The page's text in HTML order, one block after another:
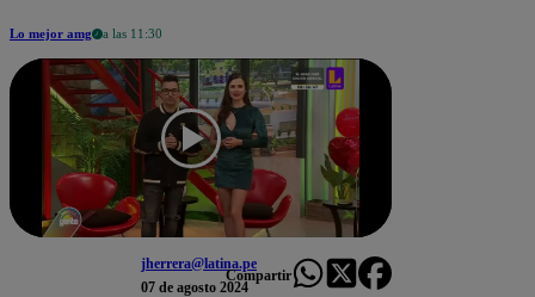
Lo mejor amg a las 11:30
jherrera@latina.pe
07 de agosto 2024
Compartir